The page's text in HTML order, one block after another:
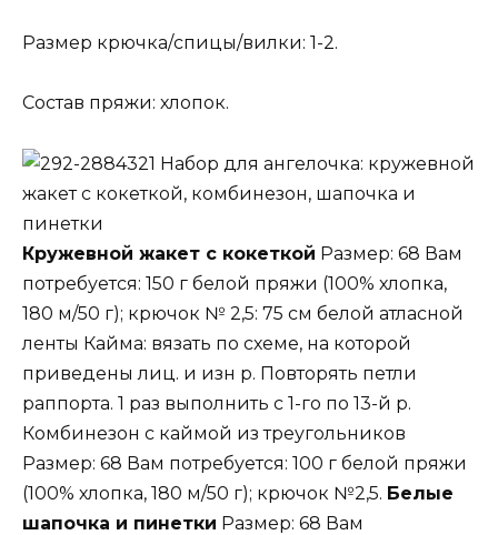
Размер крючка/спицы/вилки: 1-2.
Состав пряжи: хлопок.
Набор для ангелочка: кружевной
жакет с кокеткой, комбинезон, шапочка и
пинетки
Кружевной жакет с кокеткой Размер: 68 Вам
потребуется: 150 г белой пряжи (100% хлопка,
180 м/50 г); крючок № 2,5: 75 см белой атласной
ленты Кайма: вязать по схеме, на которой
приведены лиц. и изн р. Повторять петли
раппорта. 1 раз выполнить с 1-го по 13-й р.
Комбинезон с каймой из треугольников
Размер: 68 Вам потребуется: 100 г белой пряжи
(100% хлопка, 180 м/50 г); крючок №2,5. Белые
шапочка и пинетки Размер: 68 Вам